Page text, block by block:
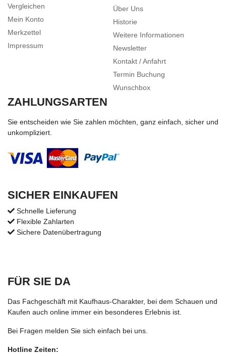
Vergleichen
Mein Konto
Merkzettel
Impressum
Über Uns
Historie
Weitere Informationen
Newsletter
Kontakt / Anfahrt
Termin Buchung
Wunschbox
ZAHLUNGSARTEN
Sie entscheiden wie Sie zahlen möchten, ganz einfach, sicher und
unkompliziert.
SICHER EINKAUFEN
Schnelle Lieferung
Flexible Zahlarten
Sichere Datenübertragung
FÜR SIE DA
Das Fachgeschäft mit Kaufhaus-Charakter, bei dem Schauen und
Kaufen auch online immer ein besonderes Erlebnis ist.
Bei Fragen melden Sie sich einfach bei uns.
Hotline Zeiten: